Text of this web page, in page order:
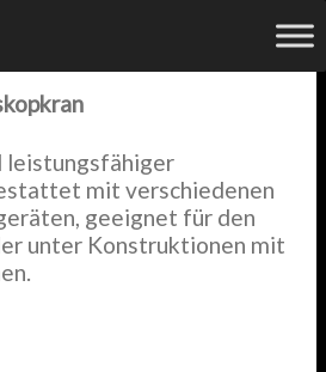
leistungsfähiger
mit verschiedenen
geeignet für den
unter Konstruktionen mit